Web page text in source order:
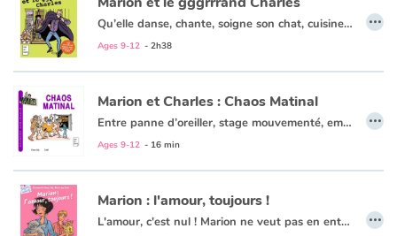
Qu’elle danse, chante, soigne son chat, cuisine une tarte aux légumes (ou du moins essaie), se fasse confisquer son téléphone, enquête sur des tags de licorne, poursuive le Félix de ses rêves, espionne son Charles de frère ou décide de nettoyer une plage bretonne (entre autres) : Marion ne rate jamais une occasion de nous faire rire !
Ages 9-12 - 2h38
…
Marion et Charles : Chaos Matinal
Entre panne d’oreiller, stage mouvementé, embrouilles Facebook, baby-sitting musclé, citronnade fraîche ou réveillon bouillant (entre autres…) : Marion est sur tous les fronts pour notre plus grand plaisir !
Ages 9-12 - 16 min
…
Marion : l'amour, toujours !
L'amour, c'est nul ! Marion ne veut pas en entendre parler. Son grand frère Charles est rentré de vacances fou amoureux d'une Espagnole, sa copine Camille ne jure plus que par un Allemand rencontré sur la plage.
…